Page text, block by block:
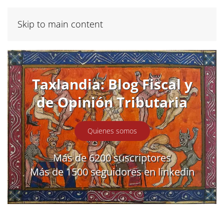
Skip to main content
Taxlandia: Blog Fiscal y
de Opinión Tributaria
Quienes somos
Más de 6200 suscriptores
Más de 1500 seguidores en linkedin